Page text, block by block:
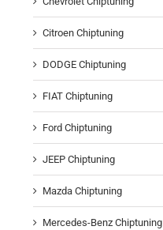
Citroen Chiptuning
DODGE Chiptuning
FIAT Chiptuning
Ford Chiptuning
JEEP Chiptuning
Mazda Chiptuning
Mercedes-Benz Chiptuning